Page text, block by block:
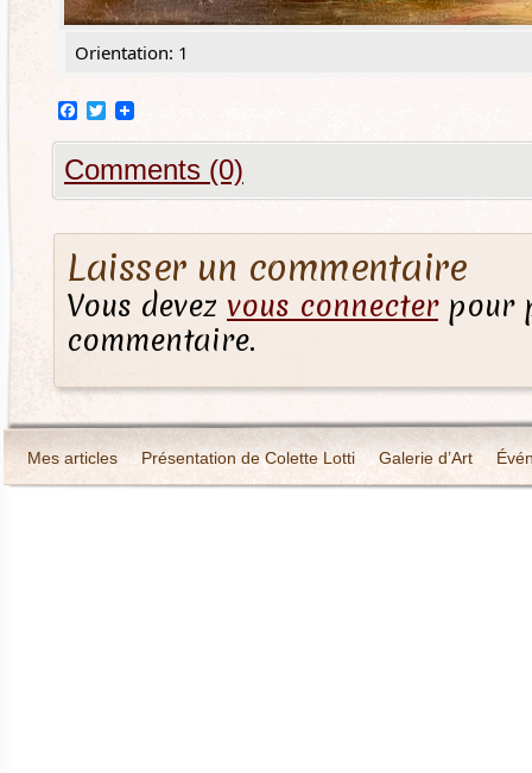
Orientation: 1
Facebook
Twitter
Comments (0)
Laisser un commentaire
Vous devez vous connecterpour
commentaire.
Mes articles Présentation de Colette Lotti Galerie d’Art